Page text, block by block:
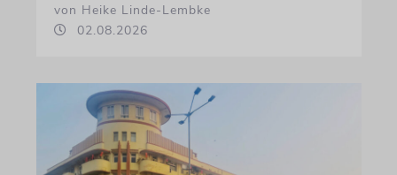
von Heike Linde-Lembke
02.08.2026